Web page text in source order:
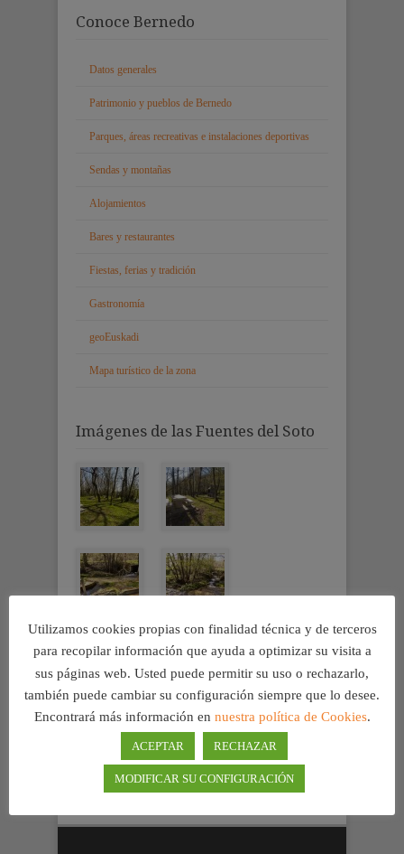
Conoce Bernedo
Datos generales
Patrimonio y pueblos de Bernedo
Parques, áreas recreativas e instalaciones deportivas
Sendas y montañas
Alojamientos
Bares y restaurantes
Fiestas, ferias y tradición
Gastronomía
geoEuskadi
Mapa turístico de la zona
Imágenes de las Fuentes del Soto
Utilizamos cookies propias con finalidad técnica y de terceros
para recopilar información que ayuda a optimizar su visita a
sus páginas web. Usted puede permitir su uso o rechazarlo,
también puede cambiar su configuración siempre que lo desee.
Encontrará más información en nuestra política de Cookies.
ACEPTAR RECHAZAR
MODIFICAR SU CONFIGURACIÓN